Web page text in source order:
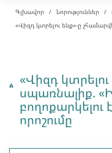
Գլխավոր Նորություններ
«Վիզդ կտրելու ենք»-ը
«Վիզդ
սպառնալիք.
որոշումը